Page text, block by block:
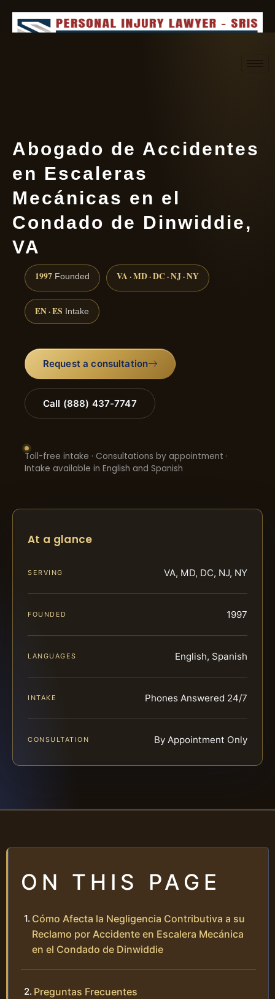
Abogado de Accidentes
en Escaleras
Mecánicas en el
Condado de Dinwiddie,
VA
1997 Founded VA · MD · DC · NJ · NY
EN · ES Intake
Request a consultation
Call (888) 437-7747
Toll-free intake · Consultations by appointment ·
Intake available in English and Spanish
At a glance
SERVING VA, MD, DC, NJ, NY
FOUNDED 1997
LANGUAGES English, Spanish
INTAKE Phones Answered 24/7
CONSULTATION By Appointment Only
ON THIS PAGE
Cómo Afecta la Negligencia Contributiva a su
Reclamo por Accidente en Escalera Mecánica
en el Condado de Dinwiddie
Preguntas Frecuentes